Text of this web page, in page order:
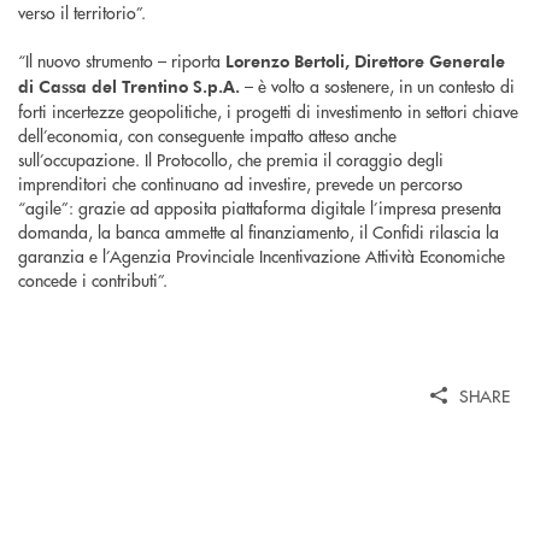
verso il territorio”.
“Il nuovo strumento – riporta Lorenzo Bertoli, Direttore Generale
di Cassa del Trentino S.p.A. – è volto a sostenere, in un contesto di
forti incertezze geopolitiche, i progetti di investimento in settori chiave
dell’economia, con conseguente impatto atteso anche
sull’occupazione. Il Protocollo, che premia il coraggio degli
imprenditori che continuano ad investire, prevede un percorso
“agile”: grazie ad apposita piattaforma digitale l’impresa presenta
domanda, la banca ammette al finanziamento, il Confidi rilascia la
garanzia e l’Agenzia Provinciale Incentivazione Attività Economiche
concede i contributi”.
SHARE